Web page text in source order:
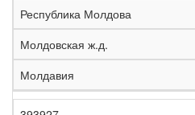
Республика Молдова
Молдовская ж.д.
Молдавия